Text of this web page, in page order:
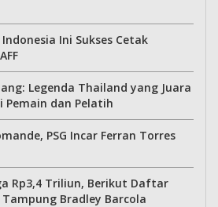
Ini Sukses Cetak
Legenda Thailand yang Juara
Pemain dan Pelatih
PSG Incar Ferran Torres
Rp3,4 Triliun, Berikut Daftar
Bradley Barcola